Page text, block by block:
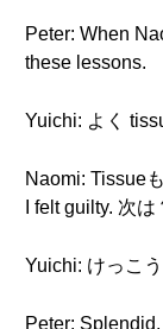
Peter: When
these lessons.
Yuichi: よく
Naomi: Tissue
I felt guilty. 次は
Yuichi: けっこう
Peter: